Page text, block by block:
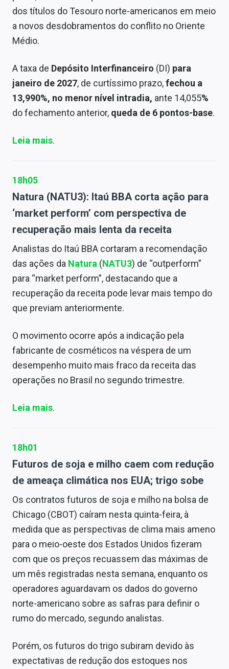
dos títulos do Tesouro norte-americanos em meio
a novos desdobramentos do conflito no Oriente
Médio.
A taxa de Depósito Interfinanceiro (DI) para
janeiro de 2027, de curtíssimo prazo,fechou a
13,990%, no menor nível intradia, ante 14,055%
do fechamento anterior, queda de 6 pontos-base.
Leia mais.
18h05
Natura (NATU3): Itaú BBA corta ação para
‘market perform’ com perspectiva de
recuperação mais lenta da receita
Analistas do Itaú BBA cortaram a recomendação
das ações da Natura (NATU3) de “outperform”
para “market perform”, destacando que a
recuperação da receita pode levar mais tempo do
que previam anteriormente.
O movimento ocorre após a indicação pela
fabricante de cosméticos na véspera de um
desempenho muito mais fraco da receita das
operações no Brasil no segundo trimestre.
Leia mais.
18h01
Futuros de soja e milho caem com redução
de ameaça climática nos EUA; trigo sobe
Os contratos futuros de soja e milho na bolsa de
Chicago (CBOT) caíram nesta quinta-feira, à
medida que as perspectivas de clima mais ameno
para o meio-oeste dos Estados Unidos fizeram
com que os preços recuassem das máximas de
um mês registradas nesta semana, enquanto os
operadores aguardavam os dados do governo
norte-americano sobre as safras para definir o
rumo do mercado, segundo analistas.
Porém, os futuros do trigo subiram devido às
expectativas de redução dos estoques nos